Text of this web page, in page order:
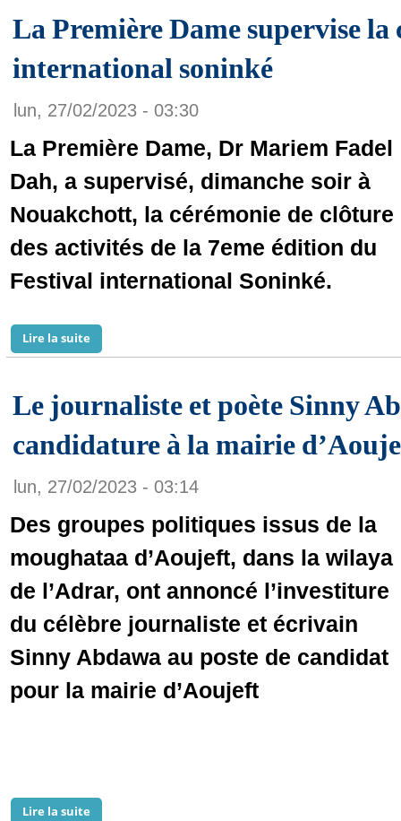
La Première Dame supervise
international soninké
lun, 27/02/2023 - 03:30
La Première Dame, Dr Mariem Fadel
Dah, a supervisé, dimanche soir à
Nouakchott, la cérémonie de clôture
des activités de la 7eme édition du
Festival international Soninké.
Lire la suite
Le journaliste et poète Sinny
candidature à la mairie
lun, 27/02/2023 - 03:14
Des groupes politiques issus de la
moughataa d’Aoujeft, dans la wilaya
de l’Adrar, ont annoncé l’investiture
du célèbre journaliste et écrivain
Sinny Abdawa au poste de candidat
pour la mairie d’Aoujeft
Lire la suite